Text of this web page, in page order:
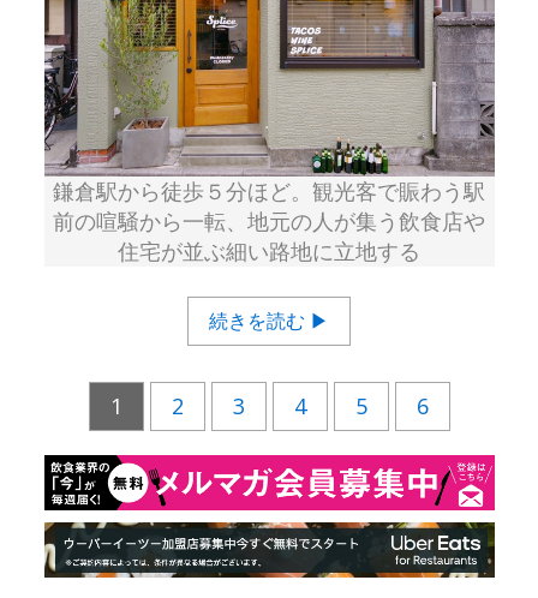
鎌倉駅から徒歩５分ほど。観光客で賑わう駅
前の喧騒から一転、地元の人が集う飲食店や
住宅が並ぶ細い路地に立地する
続きを読む ▶
1 2 3 4 5 6